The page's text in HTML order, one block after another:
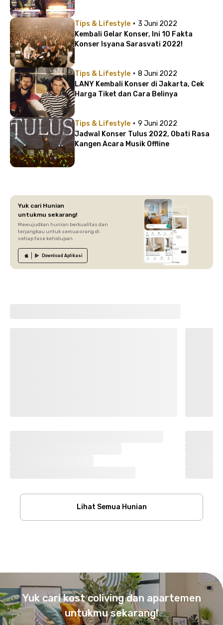
Tips & Lifestyle · 3 Juni 2022
Kembali Gelar Konser, Ini 10 Fakta
Konser Isyana Sarasvati 2022!
Tips & Lifestyle · 8 Juni 2022
LANY Kembali Konser di Jakarta, Cek
Harga Tiket dan Cara Belinya
Tips & Lifestyle · 9 Juni 2022
Jadwal Konser Tulus 2022, Obati Rasa
Kangen Acara Musik Offline
Yuk cari Hunian
untukmu sekarang!
Mewujudkan hunian berkualitas dan
terjangkau untuk semua orang di
setiap fase kehidupan.
Download Aplikasi
Lihat Semua Hunian
Yuk cari kost coliving dan apartemen
untukmu sekarang!